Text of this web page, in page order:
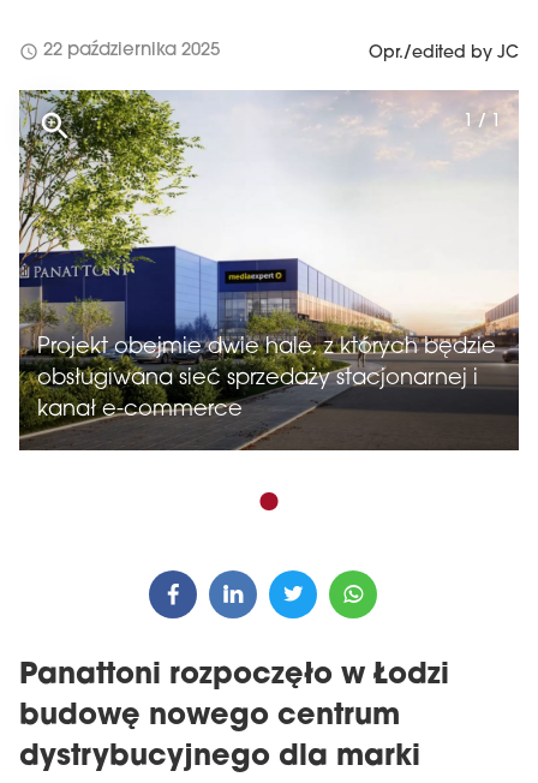
schedule 22 października 2025 Opr./edited by JC
Projekt obejmie dwie hale, z których będzie
obsługiwana sieć sprzedaży stacjonarnej i
kanał e-commerce
1 / 1
Panattoni rozpoczęło w Łodzi
budowę nowego centrum
dystrybucyjnego dla marki